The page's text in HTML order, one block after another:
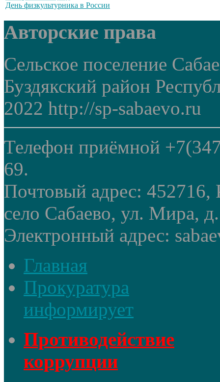
День физкультурника в России
Авторские права
Сельское поселение
Буздякский район
2022 http://sp-sabaevo.ru
Телефон приёмной
69.
Почтовый адрес: 452716,
село Сабаево, ул. Мира,
Электронный адрес:
Главная
Прокуратура
информирует
Противодействие
коррупции